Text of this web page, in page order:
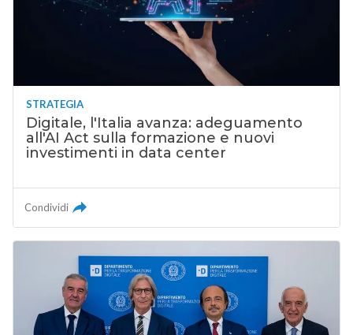
STRATEGIA
Digitale, l'Italia avanza: adeguamento
all'AI Act sulla formazione e nuovi
investimenti in data center
Condividi